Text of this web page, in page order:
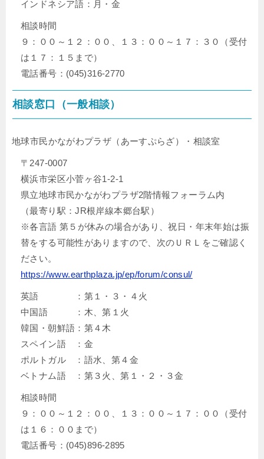
インドネシア語：月・金
相談時間
９：００～１２：００、１３：００～１７：３０（受付
は１７：１５まで）
電話番号：(045)316-2770
相談窓口（一般相談）
地球市民かながわプラザ（あーすぷらざ）・相談室
〒247-0007
横浜市栄区小菅ヶ谷1-2-1
県立地球市民かながわプラザ2階情報フォーラム内
（最寄り駅：JR根岸線本郷台駅）
※各言語 第５が休みの場合があり、祝日・年末年始は振
替をする可能性がありますので、次のＵＲＬをご確認く
ださい。
https://www.earthplaza.jp/ep/forum/consul/
英語 ：第１・３・４火
中国語 ：木、第１火
韓国・朝鮮語：第４木
スペイン語 ：金
ポルトガル ：語水、第４金
ベトナム語 ：第３火、第１・２・３金
相談時間
９：００～１２：００、１３：００～１７：００（受付
は１６：００まで）
電話番号：(045)896-2895